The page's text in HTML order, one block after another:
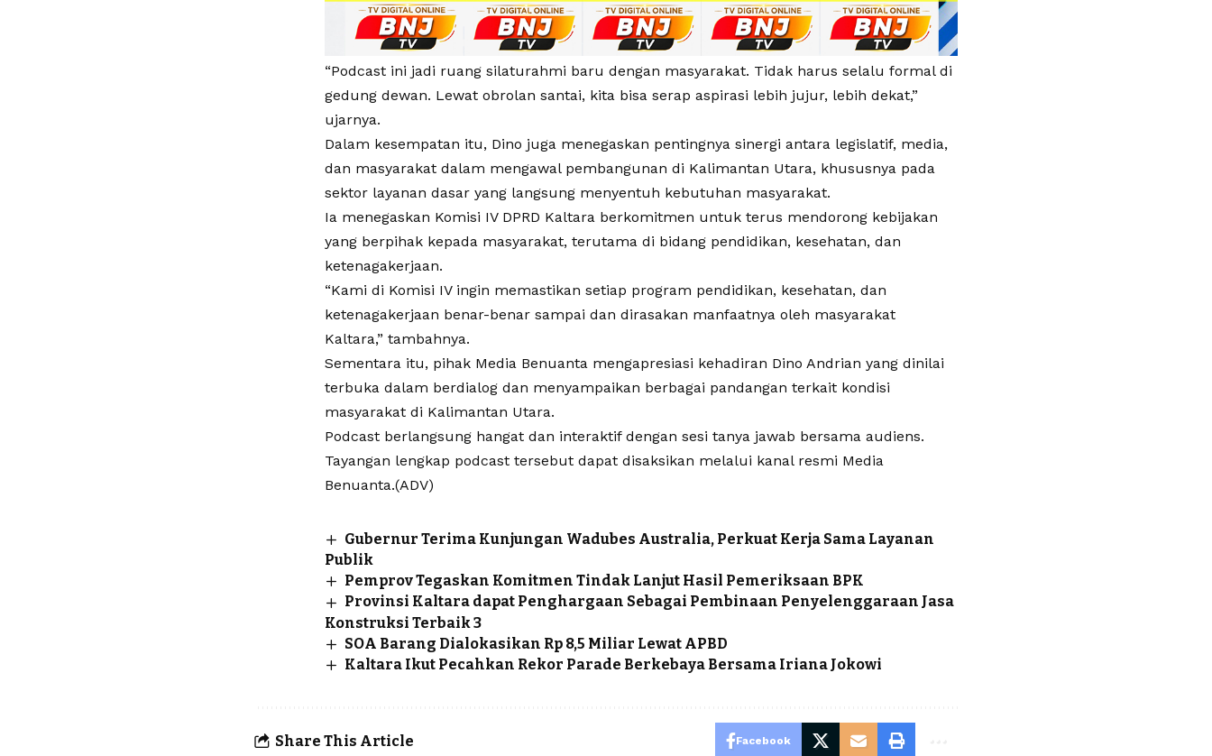
“Podcast ini jadi ruang silaturahmi baru dengan masyarakat. Tidak harus selalu formal di
gedung dewan. Lewat obrolan santai, kita bisa serap aspirasi lebih jujur, lebih dekat,”
ujarnya.
Dalam kesempatan itu, Dino juga menegaskan pentingnya sinergi antara legislatif, media,
dan masyarakat dalam mengawal pembangunan di Kalimantan Utara, khususnya pada
sektor layanan dasar yang langsung menyentuh kebutuhan masyarakat.
Ia menegaskan Komisi IV DPRD Kaltara berkomitmen untuk terus mendorong kebijakan
yang berpihak kepada masyarakat, terutama di bidang pendidikan, kesehatan, dan
ketenagakerjaan.
“Kami di Komisi IV ingin memastikan setiap program pendidikan, kesehatan, dan
ketenagakerjaan benar-benar sampai dan dirasakan manfaatnya oleh masyarakat
Kaltara,” tambahnya.
Sementara itu, pihak Media Benuanta mengapresiasi kehadiran Dino Andrian yang dinilai
terbuka dalam berdialog dan menyampaikan berbagai pandangan terkait kondisi
masyarakat di Kalimantan Utara.
Podcast berlangsung hangat dan interaktif dengan sesi tanya jawab bersama audiens.
Tayangan lengkap podcast tersebut dapat disaksikan melalui kanal resmi Media
Benuanta.(ADV)
Gubernur Terima Kunjungan Wadubes Australia, Perkuat Kerja Sama Layanan
Publik
Pemprov Tegaskan Komitmen Tindak Lanjut Hasil Pemeriksaan BPK
Provinsi Kaltara dapat Penghargaan Sebagai Pembinaan Penyelenggaraan Jasa
Konstruksi Terbaik 3
SOA Barang Dialokasikan Rp 8,5 Miliar Lewat APBD
Kaltara Ikut Pecahkan Rekor Parade Berkebaya Bersama Iriana Jokowi
Share This Article Facebook